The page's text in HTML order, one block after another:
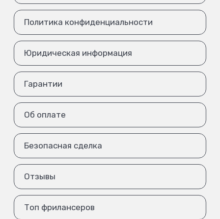
Политика конфиденциальности
Юридическая информация
Гарантии
Об оплате
Безопасная сделка
Отзывы
Топ фрилансеров